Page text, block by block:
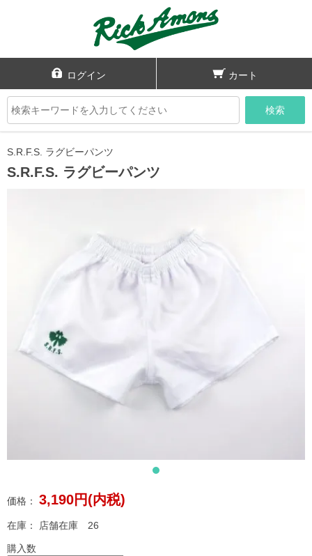
ログイン カート
検索
S.R.F.S. ラグビーパンツ
S.R.F.S. ラグビーパンツ
価格： 3,190円(内税)
在庫： 店舗在庫 26
購入数